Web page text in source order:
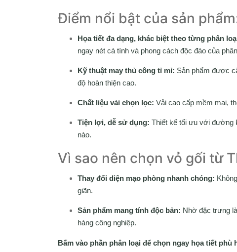
Điểm nổi bật của sản
Họa tiết đa dạng, khác biệt theo từng phân
ngay nét cá tính và phong cách độc đáo của
Kỹ thuật may thủ công tỉ mỉ: Sản phẩm được
độ hoàn thiện cao.
Chất liệu vải chọn lọc: Vải cao cấp mềm mại,
Tiện lợi, dễ sử dụng: Thiết kế tối ưu với đường
nào.
Vì sao nên chọn vỏ gối từ
Thay đổi diện mạo phòng nhanh chóng:
giãn.
Sản phẩm mang tính độc bản: Nhờ đặc trưng
hàng công nghiệp.
Bấm vào phần phân loại để chọn ngay họa tiết